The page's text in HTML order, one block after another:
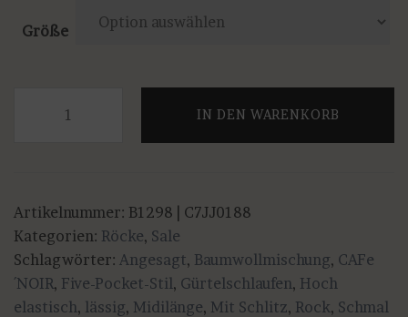
Größe
Rock
in
weiß
Menge
IN DEN WARENKORB
Artikelnummer: B1298 | C7JJ0188
Kategorien: Röcke, Sale
Schlagwörter: Angesagt, Baumwollmischung, CAFe
´NOIR, Five-Pocket-Stil, Gürtelschlaufen, Hoch
elastisch, lässig, Midilänge, Mit Schlitz, Rock, Schmal